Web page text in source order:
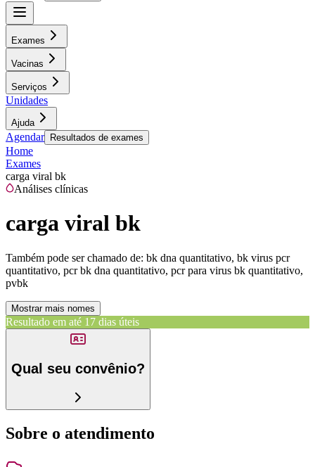
Exames
Vacinas
Serviços
Unidades
Ajuda
Agendar Resultados de exames
Home
Exames
carga viral bk
Análises clínicas
carga viral bk
Também pode ser chamado de: bk dna quantitativo, bk virus pcr
quantitativo, pcr bk dna quantitativo, pcr para virus bk quantitativo,
pvbk
Mostrar mais nomes
Resultado em até 17 dias úteis
Qual seu convênio?
Sobre o atendimento